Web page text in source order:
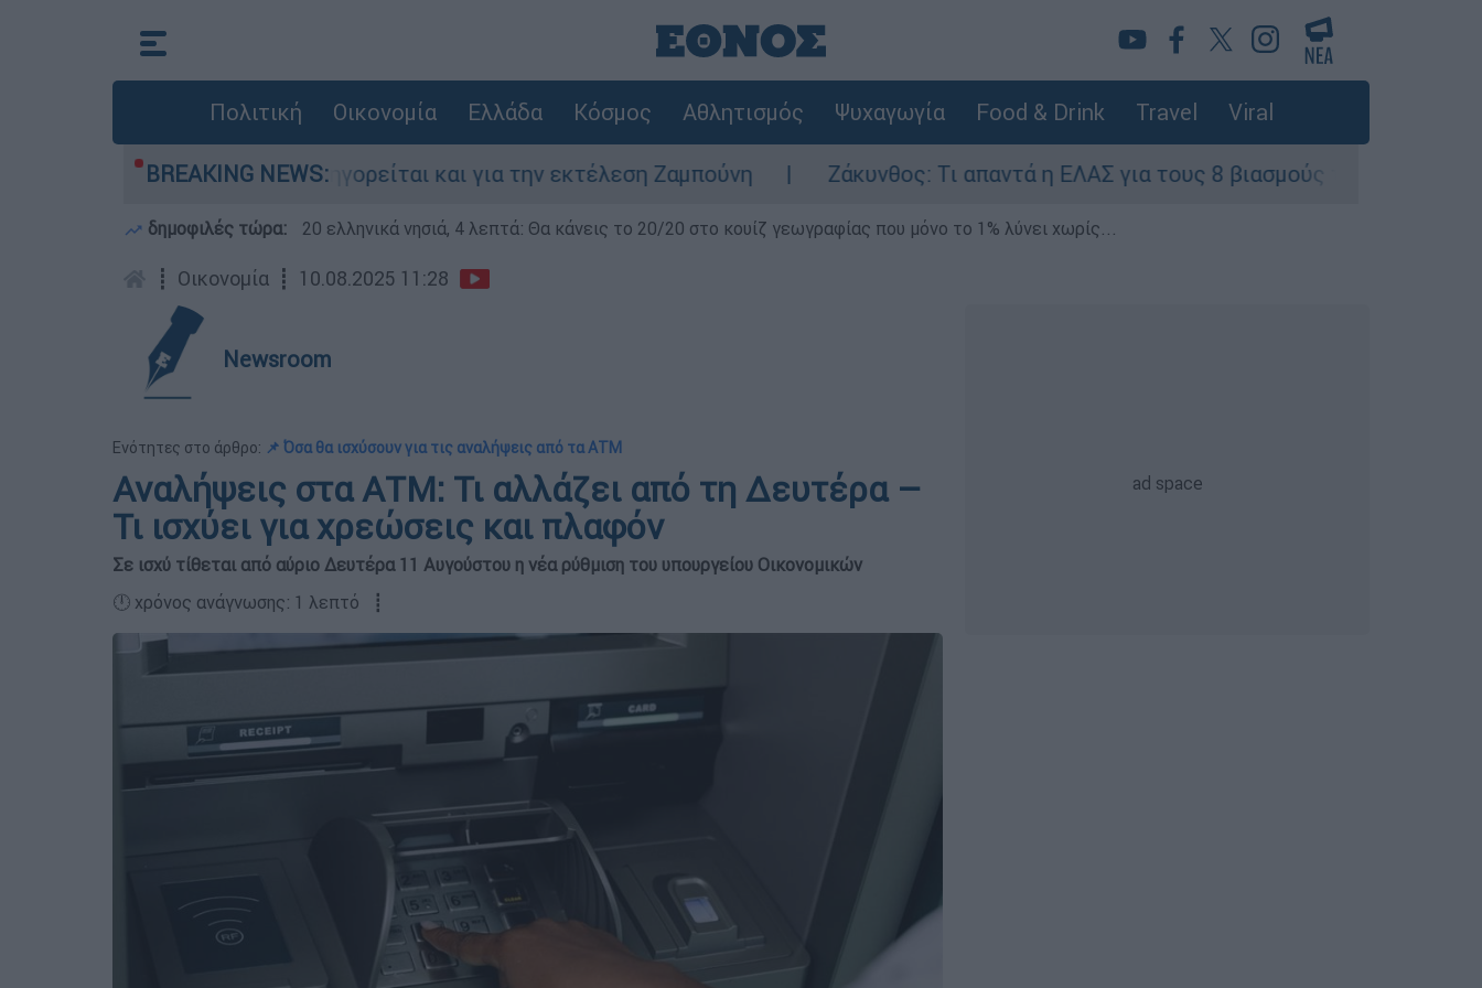
Πολιτική Οικονομία Ελλάδα Κόσμος Αθλητισμός Ψυχαγωγία Food & Drink Travel Viral
BREAKING NEWS:
στην Ελλάδα - Κατηγορείται και για την εκτέλεση Ζαμπούνη Ζάκυνθος: Τι απαντά η ΕΛΑΣ για τους 8 βιασμούς τουριστριών - «Μόνο
δημοφιλές τώρα: 20 ελληνικά νησιά, 4 λεπτά: Θα κάνεις το 20/20 στο κουίζ γεωγραφίας που μόνο το 1% λύνει χωρίς...
┋ Οικονομία ┋ 10.08.2025 11:28
Newsroom
Ενότητες στο άρθρο: 📌 Όσα θα ισχύσουν για τις αναλήψεις από τα ΑΤΜ
Αναλήψεις στα ΑΤΜ: Τι αλλάζει από τη Δευτέρα –
Τι ισχύει για χρεώσεις και πλαφόν
Σε ισχύ τίθεται από αύριο Δευτέρα 11 Αυγούστου η νέα ρύθμιση του υπουργείου Οικονομικών
🕛 χρόνος ανάγνωσης: 1 λεπτό ┋